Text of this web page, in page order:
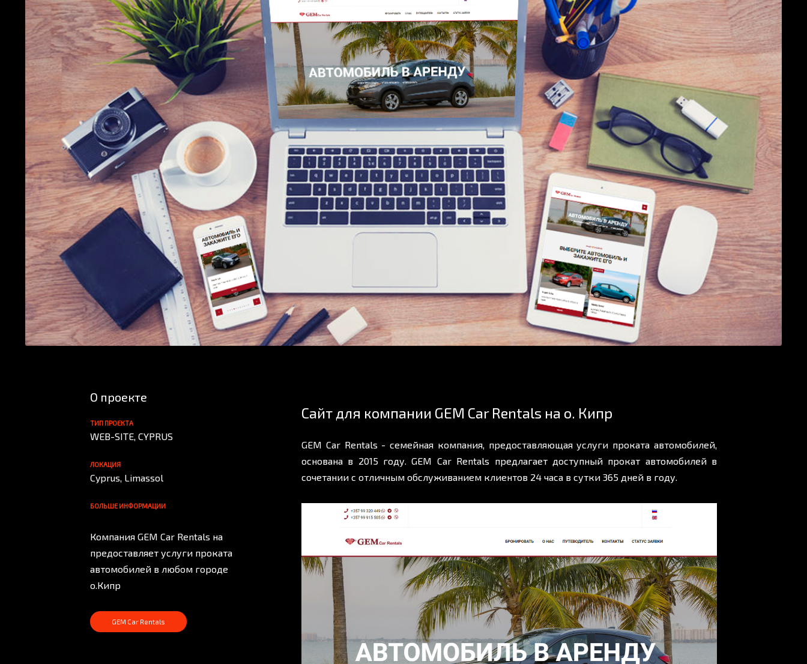
О проекте
ТИП ПРОЕКТА
WEB-SITE, CYPRUS
ЛОКАЦИЯ
Cyprus, Limassol
БОЛЬШЕ ИНФОРМАЦИИ
Компания GEM Car Rentals на
предоставляет услуги проката
автомобилей в любом городе
о.Кипр
GEM Car Rentals
Сайт для компании GEM Car Rentals на о. Кипр
GEM Car Rentals - семейная компания, предоставляющая услуги проката автомобилей,
основана в 2015 году.GEM Car Rentals предлагает доступный прокат автомобилей в
сочетании с отличным обслуживанием клиентов 24 часа в сутки 365 дней в году.